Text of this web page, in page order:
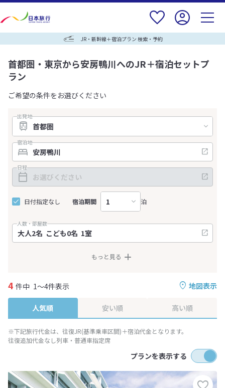
JR・新幹線＋宿泊プラン 検索・予約
首都圏・東京から安房鴨川へのJR＋宿泊セットプ
ラン
ご希望の条件をお選びください
出発地
宿泊地
日程
日付指定なし 宿泊期間 泊
人数・部屋数
もっと見る
地図表示
4 件中 1～4件表示
人気順 安い順 高い順
※下記旅行代金は、往復JR(基準乗車区間)＋宿泊代金となります。
往復追加代金なし列車・普通車指定席
プランを表示する